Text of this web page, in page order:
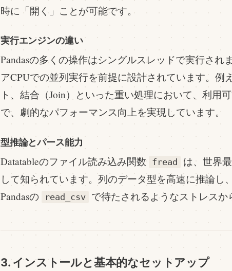
時に「開く」ことが可能です。
実行エンジンの違い
Pandasの多くの操作はシングルスレッドで実行され
アCPUでの並列実行を前提に設計されています。例
ト、結合（Join）といった重い処理において、利用
で、劇的なパフォーマンス向上を実現しています。
型推論とパース能力
Datatableのファイル読み込み関数 fread
は、世界
して知られています。列のデータ型を高速に推論し
Pandasの
read_csv で待たされるようなストレスか
3. インストールと基本的なセットアップ